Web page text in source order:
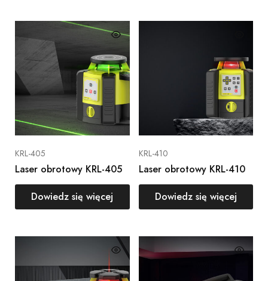
KRL-405
Laser obrotowy KRL-405
Dowiedz się więcej
KRL-410
Laser obrotowy KRL-410
Dowiedz się więcej